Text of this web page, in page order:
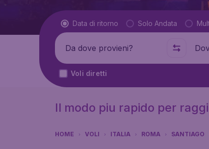
Tipo di volo
Data di ritorno Solo Andata
Partenza da Dove
Voli diretti
Il modo piu rapido per
HOME VOLI ITALIA ROMA SANTIAGO